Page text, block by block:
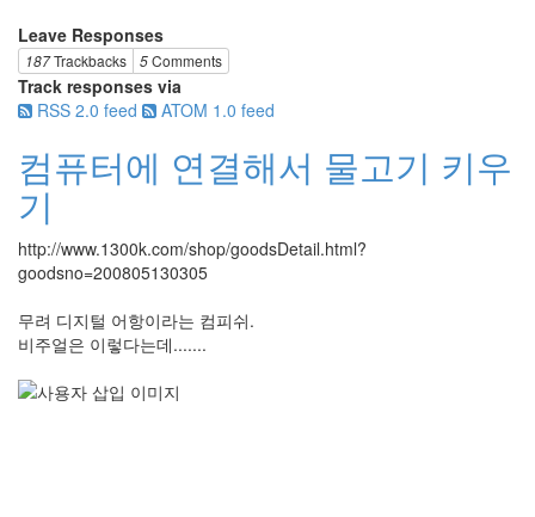
Leave Responses
187Trackbacks 5Comments
Track responses via
RSS 2.0 feed
ATOM 1.0 feed
컴퓨터에 연결해서 물고기 키우
기
http://www.1300k.com/shop/goodsDetail.html?
goodsno=200805130305
무려 디지털 어항이라는 컴피쉬.
비주얼은 이렇다는데.......